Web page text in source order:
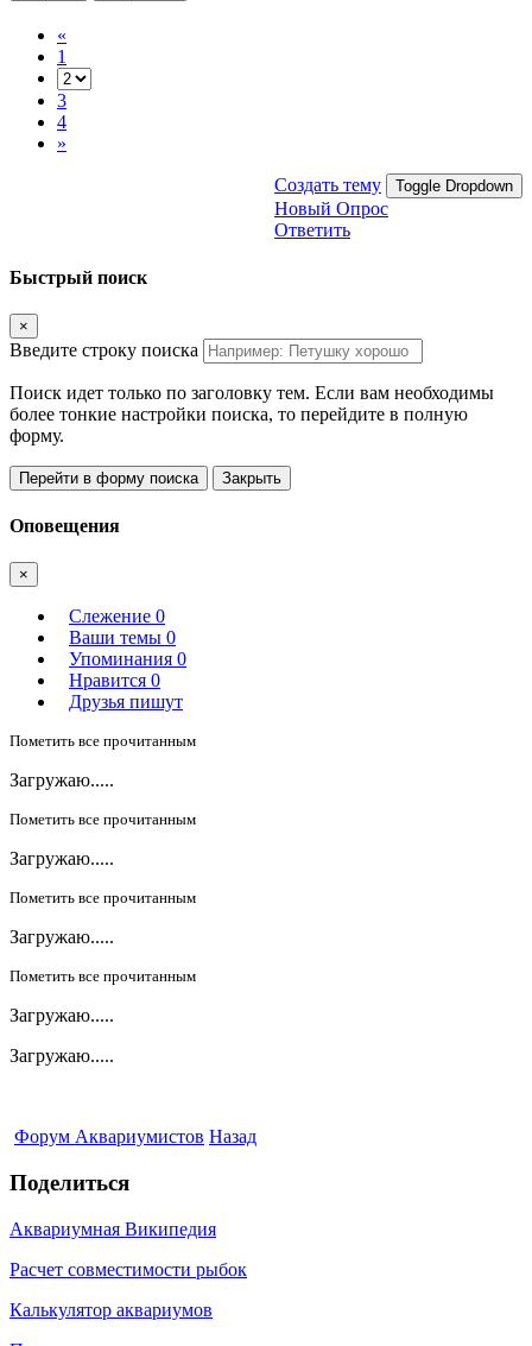
«
1
3
4
»
Создать тему Toggle Dropdown
Новый Опрос
Ответить
Быстрый поиск
×
Введите строку поиска
Поиск идет только по заголовку тем. Если вам необходимы
более тонкие настройки поиска, то перейдите в полную
форму.
Перейти в форму поиска Закрыть
Оповещения
×
Слежение 0
Ваши темы 0
Упоминания 0
Нравится 0
Друзья пишут
Пометить все прочитанным
Загружаю.....
Пометить все прочитанным
Загружаю.....
Пометить все прочитанным
Загружаю.....
Пометить все прочитанным
Загружаю.....
Загружаю.....
Форум Аквариумистов Назад
Поделиться
Аквариумная Википедия
Расчет совместимости рыбок
Калькулятор аквариумов